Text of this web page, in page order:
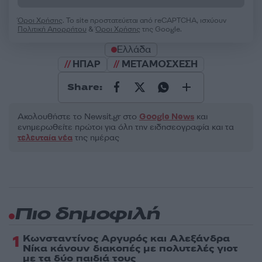
Όροι Χρήσης. Το site προστατεύεται από reCAPTCHA, ισχύουν
Πολιτική Απορρήτου &Όροι Χρήσης της Google.
Ελλάδα
ΗΠΑΡ
ΜΕΤΑΜΟΣΧΕΣΗ
Share:
Ακολουθήστε το Νewsit.gr στο Google News και
ενημερωθείτε πρώτοι για όλη την ειδησεογραφία και τα
τελευταία νέα της ημέρας
Πιο δημοφιλή
1 Κωνσταντίνος Αργυρός και Αλεξάνδρα
Νίκα κάνουν διακοπές με πολυτελές γιοτ
με τα δύο παιδιά τους